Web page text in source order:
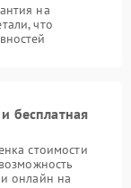
на
что
бесплатная
стоимости
онлайн на